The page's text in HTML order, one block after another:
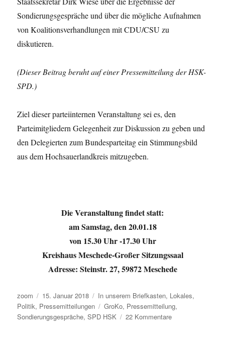
Sondierungsgespräche und über die mögliche Aufnahmen
von Koalitionsverhandlungen mit CDU/CSU zu
diskutieren.
(Dieser Beitrag beruht auf einer Pressemitteilung der HSK-
SPD.)
Ziel dieser parteiinternen Veranstaltung sei es, den
Parteimitgliedern Gelegenheit zur Diskussion zu geben und
den Delegierten zum Bundesparteitag ein Stimmungsbild
aus dem Hochsauerlandkreis mitzugeben.
Die Veranstaltung findet statt:
am Samstag, den 20.01.18
von 15.30 Uhr -17.30 Uhr
Kreishaus Meschede-Großer Sitzungssaal
Adresse: Steinstr. 27, 59872 Meschede
Autor
zoom
Veröffentlicht
am
15. Januar 2018 Kategorien
In unserem Briefkasten, Lokales,
Politik, Pressemitteilungen Schlagwörter
GroKo, Pressemitteilung,
Sondierungsgespräche,SPD HSK 22 Kommentarezu